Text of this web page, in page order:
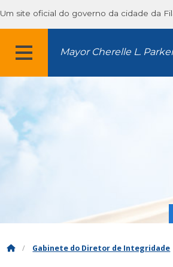
Um site oficial do governo da cidade da
MENU
Mayor Cherelle L.
Gabinete do Diretor de Integridade